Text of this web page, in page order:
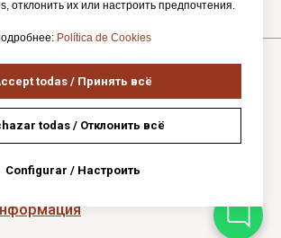
отклонить их или настроить предпочтения.
Política de Cookies
todas / Принять всё
todas / Отклонить всё
Configurar / Настроить